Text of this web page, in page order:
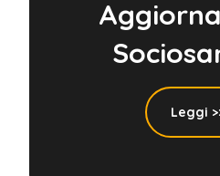
Leggi